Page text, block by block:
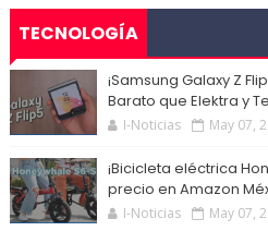
TECNOLOGÍA
¡Samsung Galaxy Z
Barato que Elektra y
I-Noticias May 07,
¡Bicicleta eléctrica
precio en Amazon
I-Noticias May 07,